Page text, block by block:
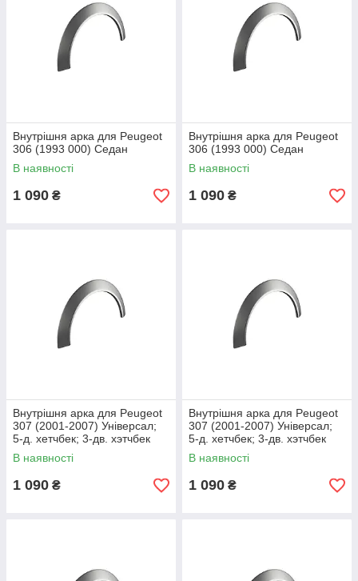
Внутрішня арка для Peugeot
306 (1993 000) Седан
В наявності
1 090 ₴
Внутрішня арка для Peugeot
306 (1993 000) Седан
В наявності
1 090 ₴
Внутрішня арка для Peugeot
307 (2001-2007) Універсал;
5-д. хетчбек; 3-дв. хэтчбек
В наявності
1 090 ₴
Внутрішня арка для Peugeot
307 (2001-2007) Універсал;
5-д. хетчбек; 3-дв. хэтчбек
В наявності
1 090 ₴